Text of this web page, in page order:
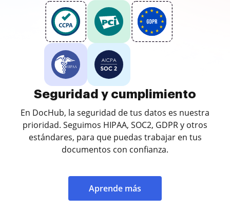
Seguridad y cumplimiento
En DocHub, la seguridad de tus datos es nuestra
prioridad. Seguimos HIPAA, SOC2, GDPR y otros
estándares, para que puedas trabajar en tus
documentos con confianza.
Aprende más